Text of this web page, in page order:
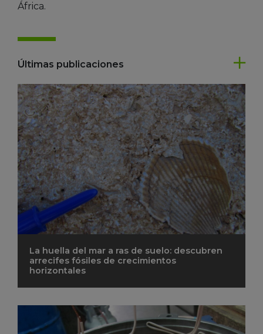
África.
Últimas publicaciones
La huella del mar a ras de suelo: descubren
arrecifes fósiles de crecimientos
horizontales